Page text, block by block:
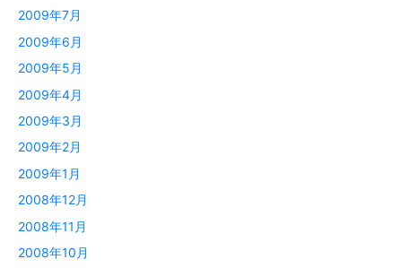
2009年7月
2009年6月
2009年5月
2009年4月
2009年3月
2009年2月
2009年1月
2008年12月
2008年11月
2008年10月